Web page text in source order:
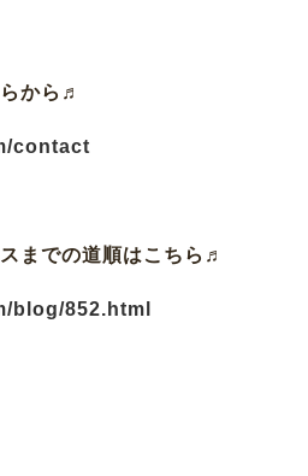
から♬
contact
までの道順はこちら♬
blog/852.html